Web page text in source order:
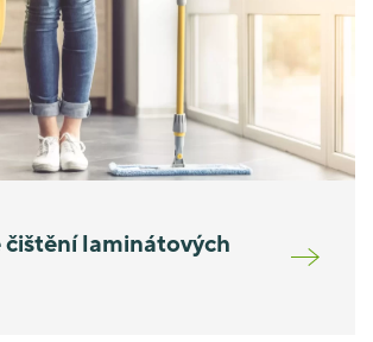
laminátových